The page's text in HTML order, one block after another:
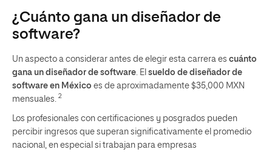
¿Cuánto gana un diseñador de
software?
Un aspecto a considerar antes de elegir esta carrera es cuánto
gana un diseñador de software . El sueldo de diseñador de
software en México es de aproximadamente $35,000 MXN
mensuales.
2
Los profesionales con certificaciones y posgrados pueden
percibir ingresos que superan significativamente el promedio
nacional, en especial si trabajan para empresas